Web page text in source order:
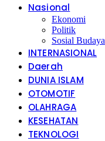
Nasional
Ekonomi
Politik
Sosial Budaya
INTERNASIONAL
Daerah
DUNIA ISLAM
OTOMOTIF
OLAHRAGA
KESEHATAN
TEKNOLOGI